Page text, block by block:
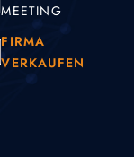
MEETING
FIRMA
VERKAUFEN